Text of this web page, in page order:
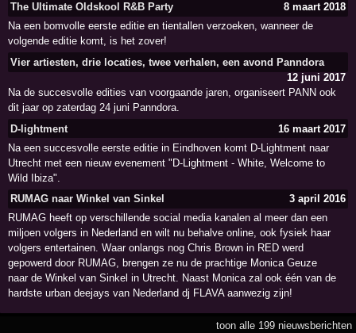
The Ultimate Oldskool R&B Party
8 maart 2018
Na een bomvolle eerste editie en tientallen verzoeken, wanneer de
volgende editie komt, is het zover!
Vier artiesten, drie locaties, twee verhalen, een avond Panndora
12 juni 2017
Na de succesvolle edities van voorgaande jaren, organiseert PANN ook
dit jaar op zaterdag 24 juni Panndora.
D-lightment
16 maart 2017
Na een succesvolle eerste editie in Eindhoven komt D-Lightment naar
Utrecht met een nieuw evenement "D-Lightment - White, Welcome to
Wild Ibiza".
RUMAG naar Winkel van Sinkel
3 april 2016
RUMAG heeft op verschillende social media kanalen al meer dan een
miljoen volgers in Nederland en wilt nu behalve online, ook fysiek haar
volgers entertainen. Waar onlangs nog Chris Brown in RED werd
gepowerd door RUMAG, brengen ze nu de prachtige Monica Geuze
naar de Winkel van Sinkel in Utrecht. Naast Monica zal ook één van de
hardste urban deejays van Nederland dj FLAVA aanwezig zijn!
toon alle 199 nieuwsberichten